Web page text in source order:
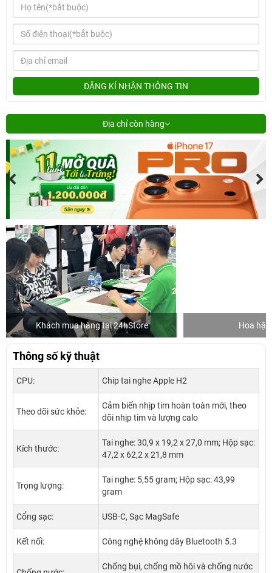
ĐĂNG KÍ NHẬN THÔNG TIN
Địa chỉ còn hàng
Khách mua hàng tại 24hStore Hoa hậu
Thông số kỹ thuật
CPU: Chip tai nghe Apple H2
Theo dõi sức khỏe:
Cảm biến nhịp tim hoàn toàn mới, theo
dõi nhịp tim và lượng calo
Kích thước:
Tai nghe: 30,9 x 19,2 x 27,0 mm; Hộp sạc:
47,2 x 62,2 x 21,8 mm
Trọng lượng:
Tai nghe: 5,55 gram; Hộp sạc: 43,99
gram
Cổng sạc: USB-C, Sạc MagSafe
Kết nối: Công nghệ không dây Bluetooth 5.3
Chống bụi, chống mồ hôi và chống nước